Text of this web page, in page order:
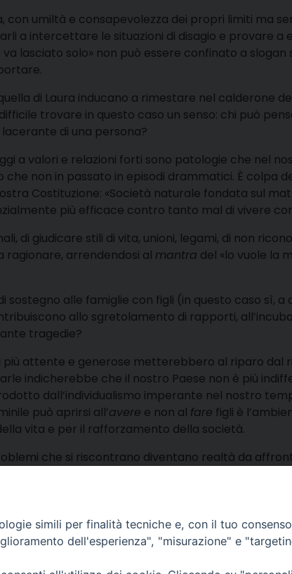
umiltà e consapevolezza dei propri limiti ma
a intercettare le situazioni di disagio e provare a
lasciato solo» non può essere confinato a slogan
di Laura inducano a rimestare nel calderone
trovare in questo caso un senso: chi può
di una persona?
a valori e relazioni forti sono patologie che nel
non in passato in episodi drammatici. È colpa
Costituzione: «Società naturale fondata sul
più efficace contro tanto mal di vivere
di giudicare stili di vita, unioni, legami, di non
ragionare, arrendendosi al mantra del «lo vuole la
sostegno alle famiglie con figli (in questo caso sì, a
allo sgretolamento di rapporti,
tragedie?
più attente e generose metterebbero al riparo dal
indicherebbe che il nostro Paese non è più
dall’individualismo imperante nel nostro
può aprirsi all’avere e non al fare figli è
vita e per il rafforzamento della società.
che si riscontrano diventano realtà da
simili per finalità tecniche e, con il tuo
dell'esperienza", "misurazione" e